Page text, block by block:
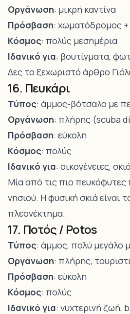
Οργάνωση: μικρή καντίνα
Πρόσβαση: χωματόδρομος
Κόσμος: πολύς μεσημέρια
Ιδανικό για: βουτίγματα,
Δες το ξεχωριστό άρθρο
16. Πευκάρι
Τύπος: άμμος-βότσαλο με
Οργάνωση: πλήρης (scuba
Πρόσβαση: εύκολη
Κόσμος: πολύς
Ιδανικό για: οικογένειες,
Μία από τις πιο πευκόφυτες
νησιού. Η φυσική σκιά είναι
πλεονέκτημα.
17. Ποτός / Potos
Τύπος: άμμος, πολύ μεγάλο
Οργάνωση: πλήρης,
Πρόσβαση: εύκολη
Κόσμος: πολύς
Ιδανικό για: νυχτερινή ζωή,